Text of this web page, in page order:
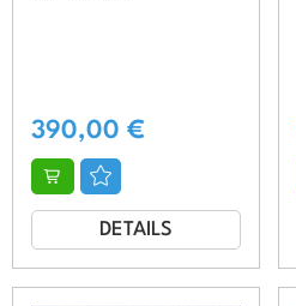
390,00 €
DETAILS